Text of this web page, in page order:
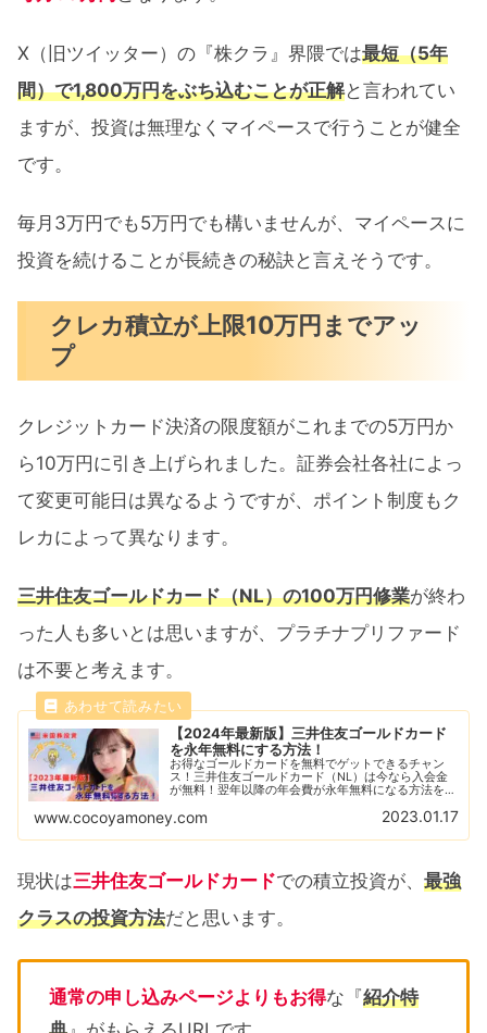
X（旧ツイッター）の『株クラ』界隈では最短（5年
間）で1,800万円をぶち込むことが正解と言われてい
ますが、投資は無理なくマイペースで行うことが健全
です。
毎月3万円でも5万円でも構いませんが、マイペースに
投資を続けることが長続きの秘訣と言えそうです。
クレカ積立が上限10万円までアッ
プ
クレジットカード決済の限度額がこれまでの5万円か
ら10万円に引き上げられました。証券会社各社によっ
て変更可能日は異なるようですが、ポイント制度もク
レカによって異なります。
三井住友ゴールドカード（NL）の100万円修業が終わ
った人も多いとは思いますが、プラチナプリファード
は不要と考えます。
【2024年最新版】三井住友ゴールドカード
を永年無料にする方法！
お得なゴールドカードを無料でゲットできるチャン
ス！三井住友ゴールドカード（NL）は今なら入会金
が無料！翌年以降の年会費が永年無料になる方法を解
る！1年間で100万円利用できるのか？
www.cocoyamoney.com 2023.01.17
現状は三井住友ゴールドカードでの積立投資が、 最強
クラスの投資方法だと思います。
通常の申し込みページよりもお得な『紹介特